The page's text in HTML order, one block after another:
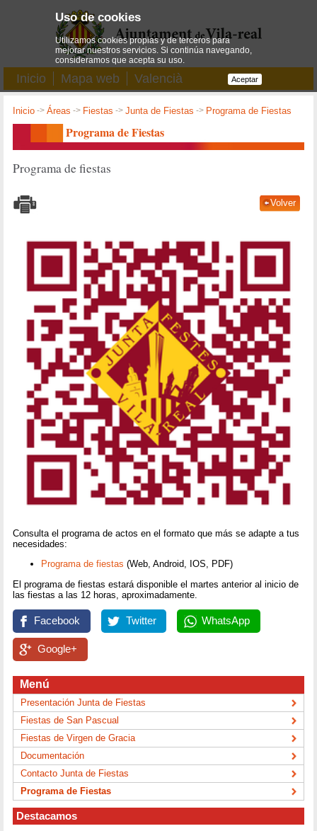
Inicio Mapa web Valencià
Inicio ->Áreas -> Fiestas ->Junta de Fiestas -> Programa de Fiestas
Programa de Fiestas
Programa de fiestas
Volver
Consulta el programa de actos en el formato que más se adapte a tus
necesidades:
Programa de fiestas (Web, Android, IOS, PDF)
El programa de fiestas estará disponible el martes anterior al inicio de
las fiestas a las 12 horas, aproximadamente.
Facebook Twitter WhatsApp
Google+
Menú
Presentación Junta de Fiestas
Fiestas de San Pascual
Fiestas de Virgen de Gracia
Documentación
Contacto Junta de Fiestas
Programa de Fiestas
Destacamos
Uso de cookies
Utilizamos cookies propias y de terceros para
mejorar nuestros servicios. Si continúa navegando,
consideramos que acepta su uso.
Aceptar